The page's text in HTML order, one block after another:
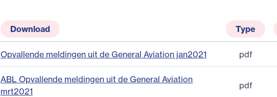
Download Type
Opvallende meldingen uit de General Aviation jan2021 pdf
ABL Opvallende meldingen uit de General Aviation
mrt2021
pdf